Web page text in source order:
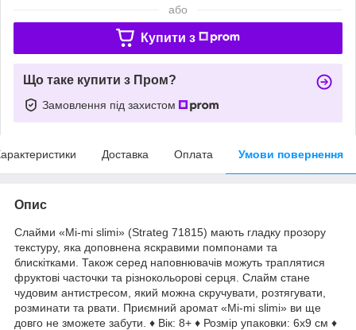
або
Купити з
Що таке купити з Пром?
Замовлення під захистом
Доставка Оплата Умови повернення
Опис
Слайми «Mi-mi slimi» (Strateg 71815) мають гладку прозору
текстуру, яка доповнена яскравими помпонами та
блискітками. Також серед наповнювачів можуть траплятися
фруктові часточки та різнокольорові серця. Слайм стане
чудовим антистресом, який можна скручувати, розтягувати,
розминати та рвати. Приємний аромат «Mi-mi slimi» ви ще
довго не зможете забути. ♦ Вік: 8+ ♦ Розмір упаковки: 6х9 см ♦